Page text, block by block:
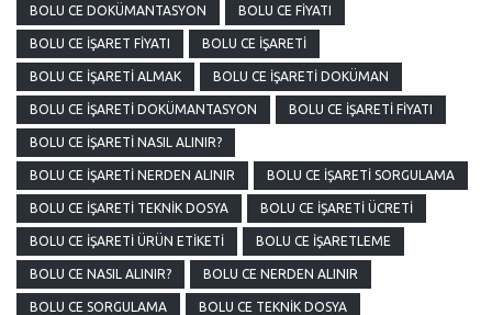
BOLU CE DOKÜMANTASYON BOLU CE FIYATI
BOLU CE İŞARET FIYATI BOLU CE İŞARETI
BOLU CE İŞARETI ALMAK BOLU CE İŞARETI DOKÜMAN
BOLU CE İŞARETI DOKÜMANTASYON BOLU CE İŞARETI FIYATI
BOLU CE İŞARETI NASIL ALINIR?
BOLU CE İŞARETI NERDEN ALINIR BOLU CE İŞARETI SORGULAMA
BOLU CE İŞARETI TEKNIK DOSYA BOLU CE İŞARETI ÜCRETI
BOLU CE İŞARETI ÜRÜN ETIKETI BOLU CE İŞARETLEME
BOLU CE NASIL ALINIR? BOLU CE NERDEN ALINIR
BOLU CE SORGULAMA BOLU CE TEKNIK DOSYA